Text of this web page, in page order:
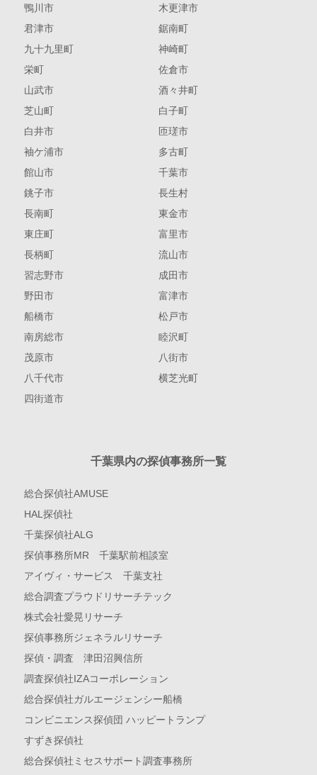
鴨川市
木更津市
君津市
鋸南町
九十九里町
神崎町
栄町
佐倉市
山武市
酒々井町
芝山町
白子町
白井市
匝瑳市
袖ケ浦市
多古町
館山市
千葉市
銚子市
長生村
長南町
東金市
東庄町
富里市
長柄町
流山市
習志野市
成田市
野田市
富津市
船橋市
松戸市
南房総市
睦沢町
茂原市
八街市
八千代市
横芝光町
四街道市
千葉県内の探偵事務所一覧
総合探偵社AMUSE
HAL探偵社
千葉探偵社ALG
探偵事務所MR 千葉駅前相談室
アイヴィ・サービス 千葉支社
総合調査プラウドリサーチテック
株式会社愛晃リサーチ
探偵事務所ジェネラルリサーチ
探偵・調査 津田沼興信所
調査探偵社IZAコーポレーション
総合探偵社ガルエージェンシー船橋
コンビニエンス探偵団 ハッピートランプ
すずき探偵社
総合探偵社ミセスサポート調査事務所